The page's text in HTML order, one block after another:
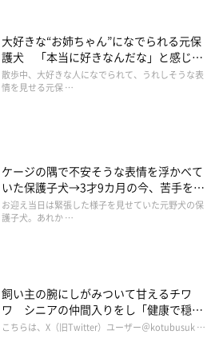
どんなコに成長した？
大好きな“お姉ちゃん”になでられる元保
護犬 「本当に好きなんだな」と感じる
表情にほっこり
散歩中、大好きな人になでられて、うれしそうな表
情を見せる元保 …
ケージの隅で不安そうな表情を浮かべて
いた保護子犬→3才9カ月の今、苦手を克
服し頼もしいコに成長！
お迎え当日は緊張した様子を見せていた元野犬の保
護子犬。あれか …
飼い主の腕にしがみついて甘えるチワ
ワ シニアの仲間入りをし「健康で穏や
かな暮らしが続いてほしい」と願う
こちらは、X（旧Twitter）ユーザー＠kotubusuk …